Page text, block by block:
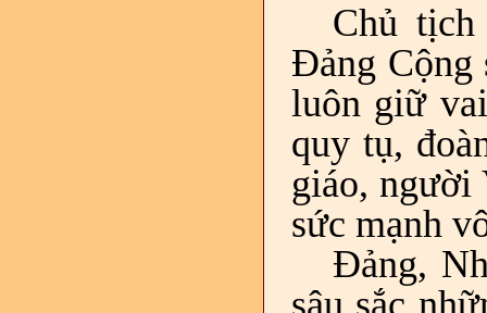
Chủ
Đảng Cộng
luôn giữ
quy tụ,
giáo, người
sức mạnh
Đảng,
sâu sắc